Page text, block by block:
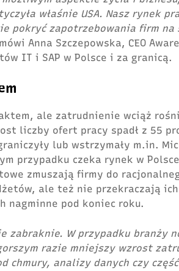
właśnie USA. Nasz rynek
pokryć zapotrzebowania firm
Anna Szczepowska, CEO
IT i SAP w Polsce i za granicą.
ale zatrudnienie wciąż
liczby ofert pracy spadł z 55
lub wstrzymały m.in.
przypadku czeka rynek w
zmuszają firmy do
ale też nie przekraczają ich
nagminne pod koniec roku.
zabraknie. W przypadku branży
razie mniejszy wzrost
chmury, analizy danych czy